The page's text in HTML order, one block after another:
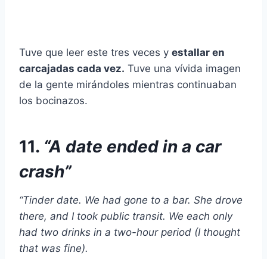
Tuve que leer este tres veces y estallar en
carcajadas cada vez. Tuve una vívida imagen
de la gente mirándoles mientras continuaban
los bocinazos.
11. “A date ended in a car
crash”
“Tinder date. We had gone to a bar. She drove
there, and I took public transit. We each only
had two drinks in a two-hour period (I thought
that was fine).